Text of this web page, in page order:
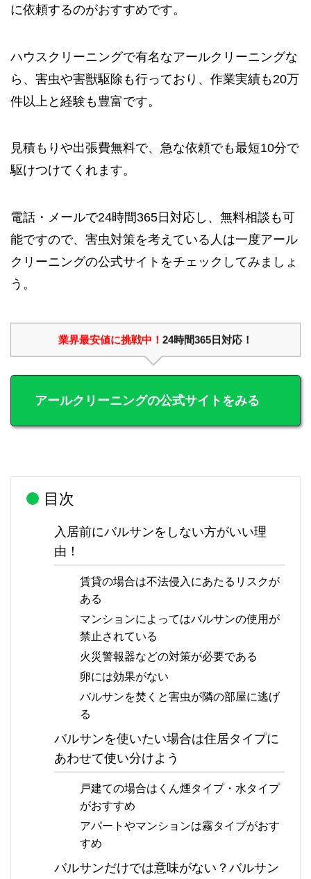
に依頼するのがおすすめです。
ハウスクリーニングで有名なアールクリーニングな
ら、害虫や害獣駆除も行っており、作業実績も20万
件以上と経験も豊富です。
見積もりや出張費無料で、急な依頼でも最短10分で
駆けつけてくれます。
電話・メールで24時間365日対応し、無料相談も可
能ですので、害虫対策を考えている人は一度アール
クリーニングの公式サイトをチェックしてみましょ
う。
業界最安値に挑戦中！ 24時間365日対応！
アールクリーニングの公式サイトをみる
目次
入居前にバルサンをしない方がいい理
由！
賃貸の場合は不法侵入にあたるリスクが
ある
マンションによってはバルサンの使用が
禁止されている
火災警報器などの対策が必要である
卵には効果がない
バルサンを焚くと害虫が隣の部屋に逃げ
る
バルサンを使いたい場合は住居タイプに
あわせて使い分けよう
戸建ての場合はくん煙タイプ・水タイプ
がおすすめ
アパートやマンションは霧タイプがおす
すめ
バルサンだけでは意味がない？バルサン